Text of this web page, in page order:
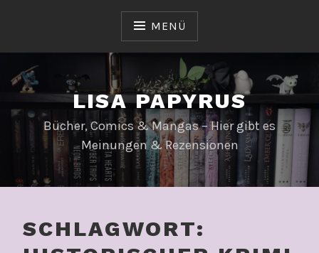
MENÜ
LISA PAPYRUS
Bücher, Comics & Mangas – Hier gibt es
Meinungen & Rezensionen
SCHLAGWORT: